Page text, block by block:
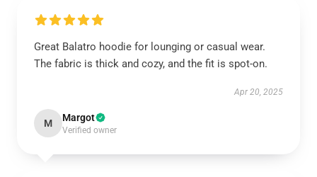
Great Balatro hoodie for lounging or casual wear.
The fabric is thick and cozy, and the fit is spot-on.
Apr 20, 2025
M Margot
Verified owner